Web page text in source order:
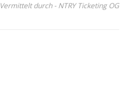
Vermittelt durch - NTRY Ticketing OG